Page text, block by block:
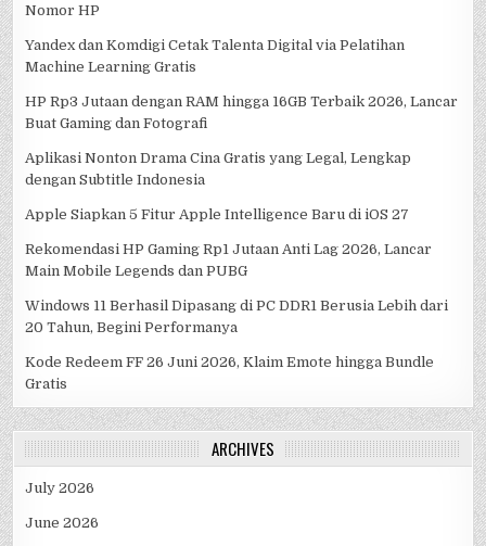
Nomor HP
Yandex dan Komdigi Cetak Talenta Digital via Pelatihan
Machine Learning Gratis
HP Rp3 Jutaan dengan RAM hingga 16GB Terbaik 2026, Lancar
Buat Gaming dan Fotografi
Aplikasi Nonton Drama Cina Gratis yang Legal, Lengkap
dengan Subtitle Indonesia
Apple Siapkan 5 Fitur Apple Intelligence Baru di iOS 27
Rekomendasi HP Gaming Rp1 Jutaan Anti Lag 2026, Lancar
Main Mobile Legends dan PUBG
Windows 11 Berhasil Dipasang di PC DDR1 Berusia Lebih dari
20 Tahun, Begini Performanya
Kode Redeem FF 26 Juni 2026, Klaim Emote hingga Bundle
Gratis
ARCHIVES
July 2026
June 2026